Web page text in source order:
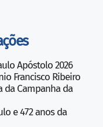
Apóstolo 2026
Francisco Ribeiro
da Campanha da
e 472 anos da